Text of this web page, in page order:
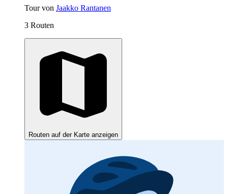
Tour von Jaakko Rantanen
3 Routen
Routen auf der Karte anzeigen